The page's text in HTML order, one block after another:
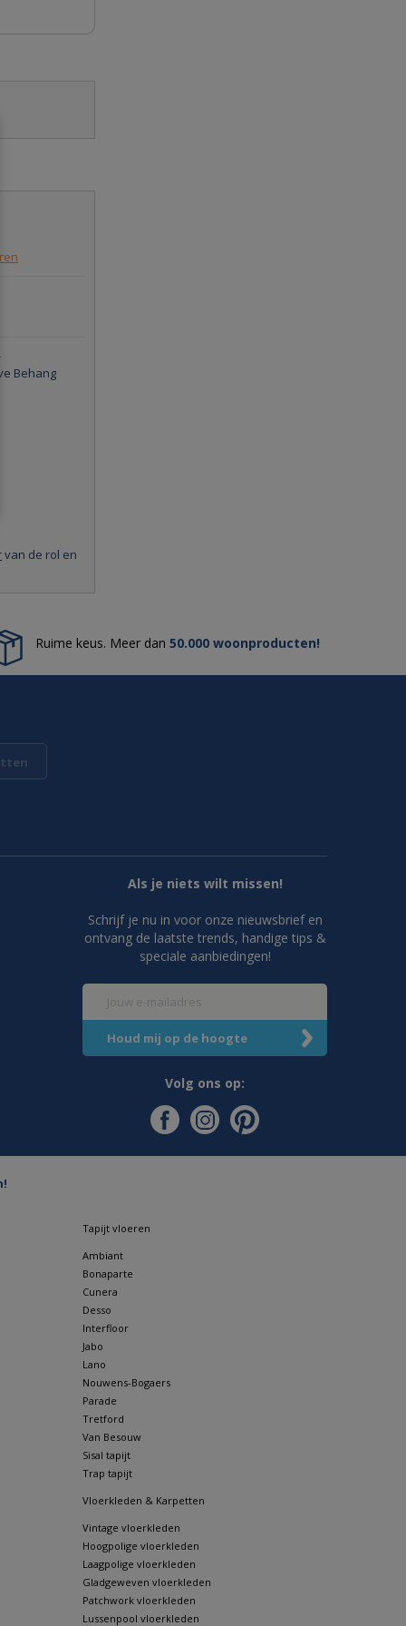
Behang
van de rol en
Ruime keus. Meer dan 50.000 woonproducten!
Als je niets wilt missen!
Schrijf je nu in voor onze nieuwsbrief en
ontvang de laatste trends, handige tips &
speciale aanbiedingen!
Volg ons op:
Tapijt vloeren
Ambiant
Bonaparte
Cunera
Desso
Interfloor
Jabo
Lano
Nouwens-Bogaers
Parade
Tretford
Van Besouw
Sisal tapijt
Trap tapijt
Vloerkleden & Karpetten
Vintage vloerkleden
Hoogpolige vloerkleden
Laagpolige vloerkleden
Gladgeweven vloerkleden
Patchwork vloerkleden
Lussenpool vloerkleden